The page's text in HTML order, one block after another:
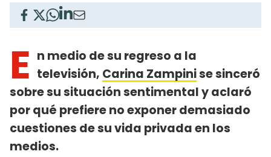
E n medio de su regreso a la
televisión, Carina Zampinise sinceró
sobre su situación sentimental y aclaró
por qué prefiere no exponer demasiado
cuestiones de su vida privada en los
medios.